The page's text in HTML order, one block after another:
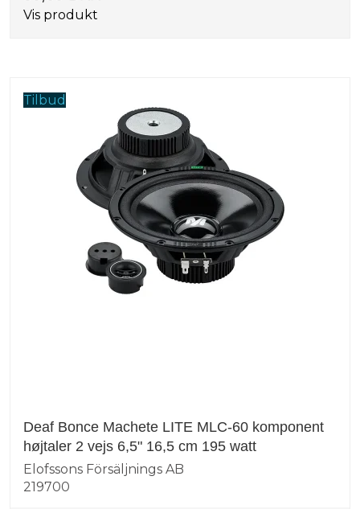
Vis produkt
Tilbud
Deaf Bonce Machete LITE MLC-60 komponent
højtaler 2 vejs 6,5" 16,5 cm 195 watt
Elofssons Försäljnings AB
219700